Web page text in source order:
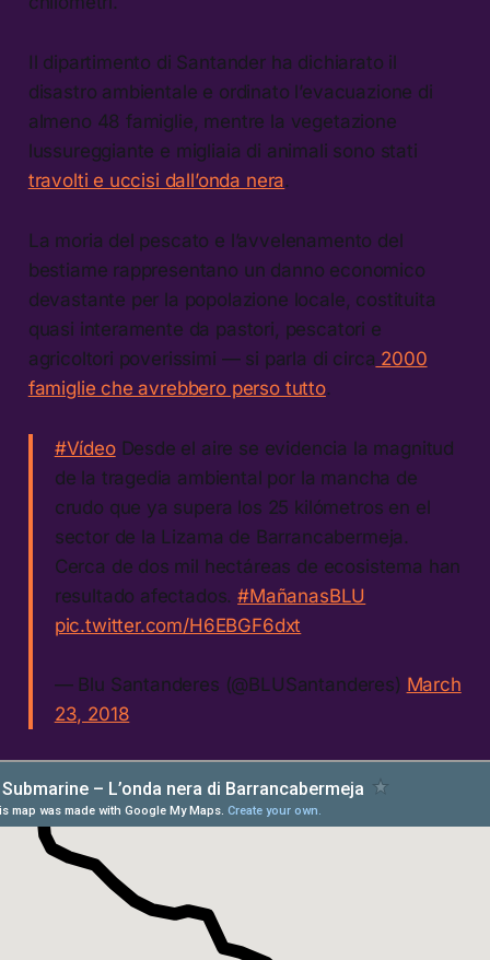
Il dipartimento di Santander ha dichiarato il
disastro ambientale e ordinato l’evacuazione di
almeno 48 famiglie, mentre la vegetazione
lussureggiante e migliaia di animali sono stati
travolti e uccisi dall’onda nera.
La moria del pescato e l’avvelenamento del
bestiame rappresentano un danno economico
devastante per la popolazione locale, costituita
quasi interamente da pastori, pescatori e
agricoltori poverissimi — si parla di circa 2000
famiglie che avrebbero perso tutto.
#VídeoDesde el aire se evidencia la magnitud
de la tragedia ambiental por la mancha de
crudo que ya supera los 25 kilómetros en el
sector de la Lizama de Barrancabermeja.
Cerca de dos mil hectáreas de ecosistema han
resultado afectados.#MañanasBLU
pic.twitter.com/H6EBGF6dxt
— Blu Santanderes (@BLUSantanderes) March
23, 2018